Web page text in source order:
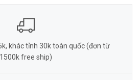
khác tỉnh 30k toàn quốc (đơn từ
1500k free ship)